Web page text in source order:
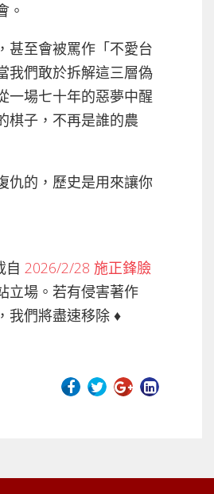
。
甚至會被罵作「不愛台
我們敢於拆解這三層偽
一場七十年的惡夢中醒
棋子，不再是誰的農
仇的，歷史是用來讓你
自 2026/2/28 施正鋒臉
立場。若有侵害著作
我們將盡速移除 ♦